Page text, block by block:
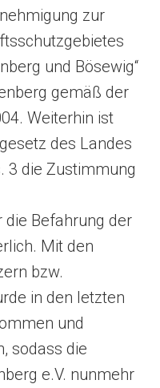
zur
und Bösewig“
gemäß der
Weiterhin ist
des Landes
3 die Zustimmung
Befahrung der
Mit den
bzw.
in den letzten
und
sodass die
e.V. nunmehr